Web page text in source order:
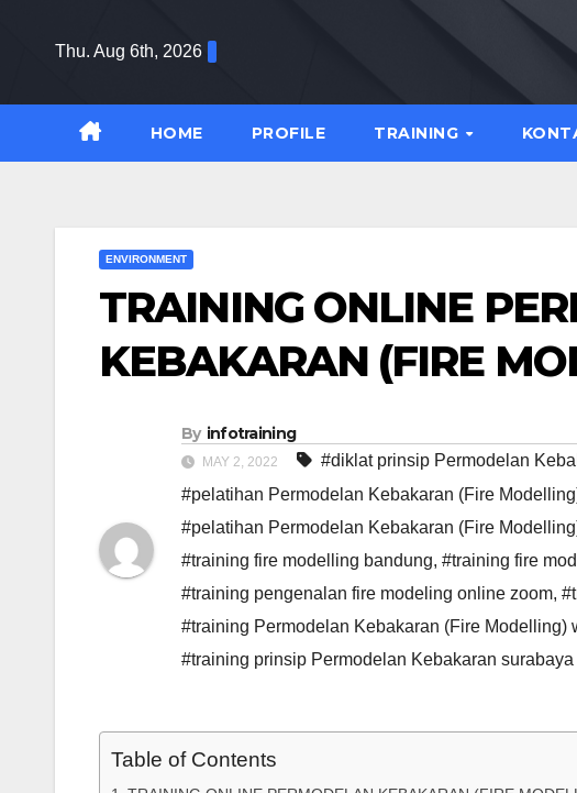
Thu. Aug 6th, 2026
HOME PROFILE TRAINING
ENVIRONMENT
TRAINING ONLINE
KEBAKARAN (FIRE
By infotraining
MAY 2, 2022 #diklat prinsip Permodelan
#pelatihan Permodelan Kebakaran (Fire
#pelatihan Permodelan Kebakaran (Fire
#training fire modelling bandung, #training fire
#training pengenalan fire modeling online zoom,
#training Permodelan Kebakaran (Fire Modelling)
#training prinsip Permodelan Kebakaran surabaya
Table of Contents